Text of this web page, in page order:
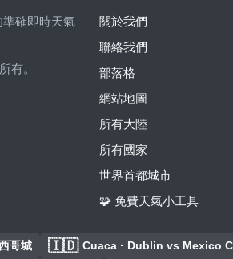
確即時天氣
有。
關於我們
聯絡我們
部落格
網站地圖
所有大陸
所有國家
世界首都城市
🧩 免費天氣小工具
哥城 🇮🇩 Cuaca · Dublin vs Mexico